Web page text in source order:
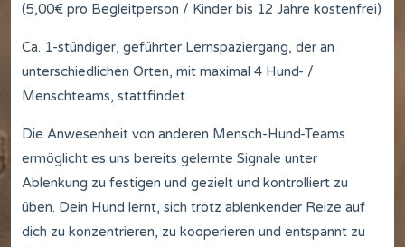
(5,00€ pro Begleitperson / Kinder bis 12 Jahre kostenfrei)
Ca. 1-stündiger, geführter Lernspaziergang, der an
unterschiedlichen Orten, mit maximal 4 Hund- /
Menschteams, stattfindet.
Die Anwesenheit von anderen Mensch-Hund-Teams
ermöglicht es uns bereits gelernte Signale unter
Ablenkung zu festigen und gezielt und kontrolliert zu
üben. Dein Hund lernt, sich trotz ablenkender Reize auf
dich zu konzentrieren, zu kooperieren und entspannt zu